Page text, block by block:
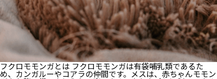
フクロモモンガとは フクロモモンガは有袋哺乳類であるた
め、カンガルーやコアラの仲間です。メスは、赤ちゃんモモン